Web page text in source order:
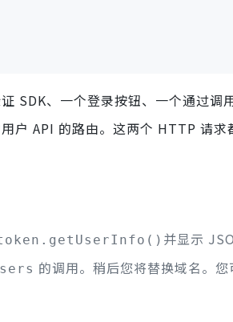
SDK、一个登录按钮、一个通过调
户 API 的路由。这两个 HTTP 请求
并显示
的调用。稍后您将替换域名。您